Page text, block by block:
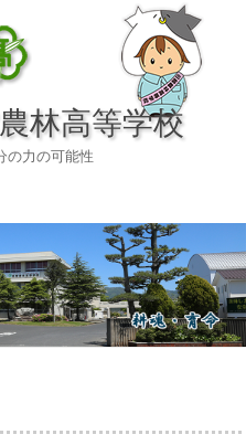
林高等学校
の力の可能性